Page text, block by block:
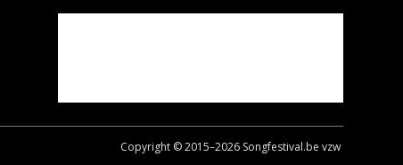
Copyright © 2015–2026 Songfestival.be vzw